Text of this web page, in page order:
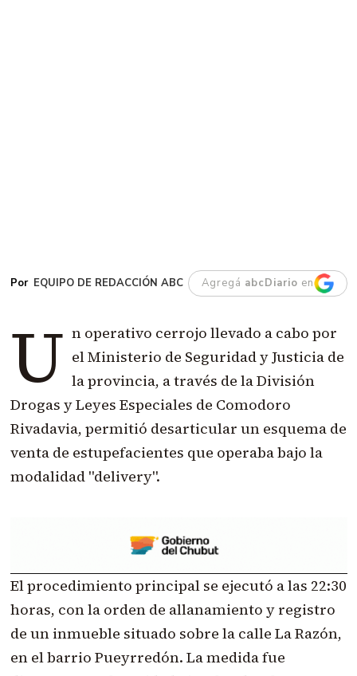
EQUIPO DE REDACCIÓN ABC Agregá abcDiario en
U n operativo cerrojo llevado a cabo por
el Ministerio de Seguridad y Justicia de
la provincia, a través de la División
Drogas y Leyes Especiales de Comodoro
Rivadavia, permitió desarticular un esquema de
venta de estupefacientes que operaba bajo la
modalidad "delivery".
El procedimiento principal se ejecutó a las 22:30
horas, con la orden de allanamiento y registro
de un inmueble situado sobre la calle La Razón,
en el barrio Pueyrredón. La medida fue